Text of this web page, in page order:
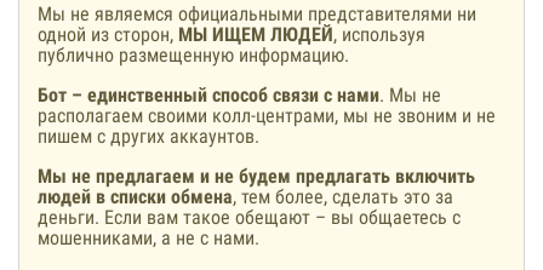
Мы не являемся официальными представителями ни
одной из сторон, МЫ ИЩЕМ ЛЮДЕЙ, используя
публично размещенную информацию.
Бот – единственный способ связи с нами. Мы не
располагаем своими колл-центрами, мы не звоним и не
пишем с других аккаунтов.
Мы не предлагаем и не будем предлагать включить
людей в списки обмена, тем более, сделать это за
деньги. Если вам такое обещают – вы общаетесь с
мошенниками, а не с нами.